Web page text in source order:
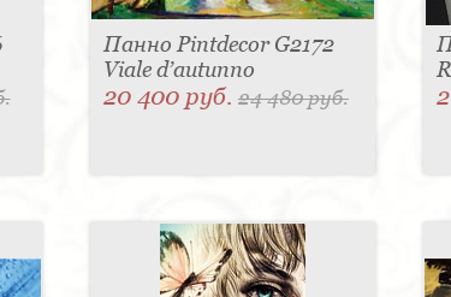
Панно Pintdecor G2172
Viale d’autunno
20 400 руб. 24 480 руб.